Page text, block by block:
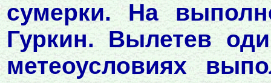
сумерки. На
Гуркин. Вылетев
метеоусловиях